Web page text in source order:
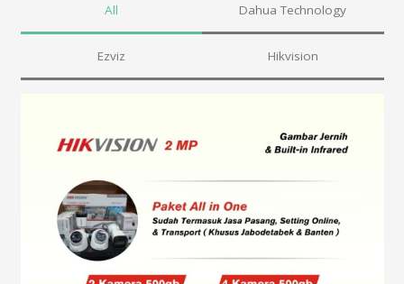
All Dahua Technology
Ezviz Hikvision